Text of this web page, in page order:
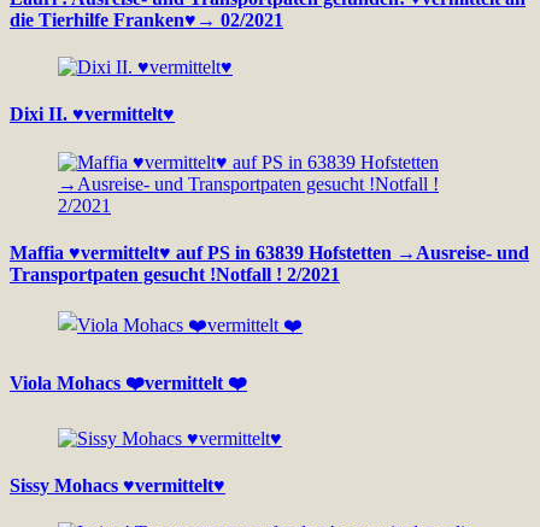
die Tierhilfe Franken♥→ 02/2021
Dixi II. ♥vermittelt♥
Maffia ♥vermittelt♥ auf PS in 63839 Hofstetten →Ausreise- und
Transportpaten gesucht !Notfall ! 2/2021
Viola Mohacs ❤️vermittelt ❤️
Sissy Mohacs ♥vermittelt♥